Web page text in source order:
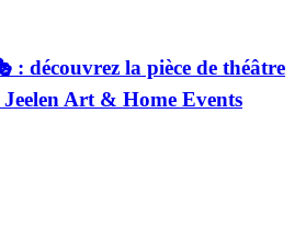
découvrez la pièce de théâtre
Art & Home Events